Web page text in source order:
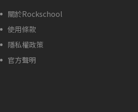
關於Rockschool
使用條款
隱私權政策
官方聲明